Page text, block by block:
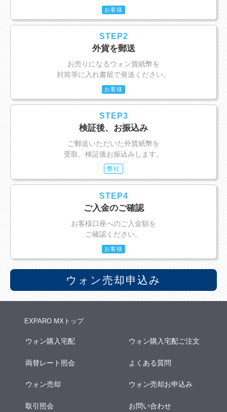
お客様
STEP2
外貨を郵送
お売りになるウォン貨紙幣を
封筒等に入れ書留で発送ください。
お客様
STEP3
検証後、お振込み
ご郵送いただいた外貨紙幣を
受取、検証後お振込みします。
弊社
STEP4
ご入金のご確認
お客様口座へのご入金額を
ご確認ください。
お客様
ウォン売却申込み
EXPARO MXトップ
ウォン購入宅配 ウォン購入宅配ご注文
両替レート照会 よくある質問
ウォン売却 ウォン売却お申込み
取引照会 お問い合わせ